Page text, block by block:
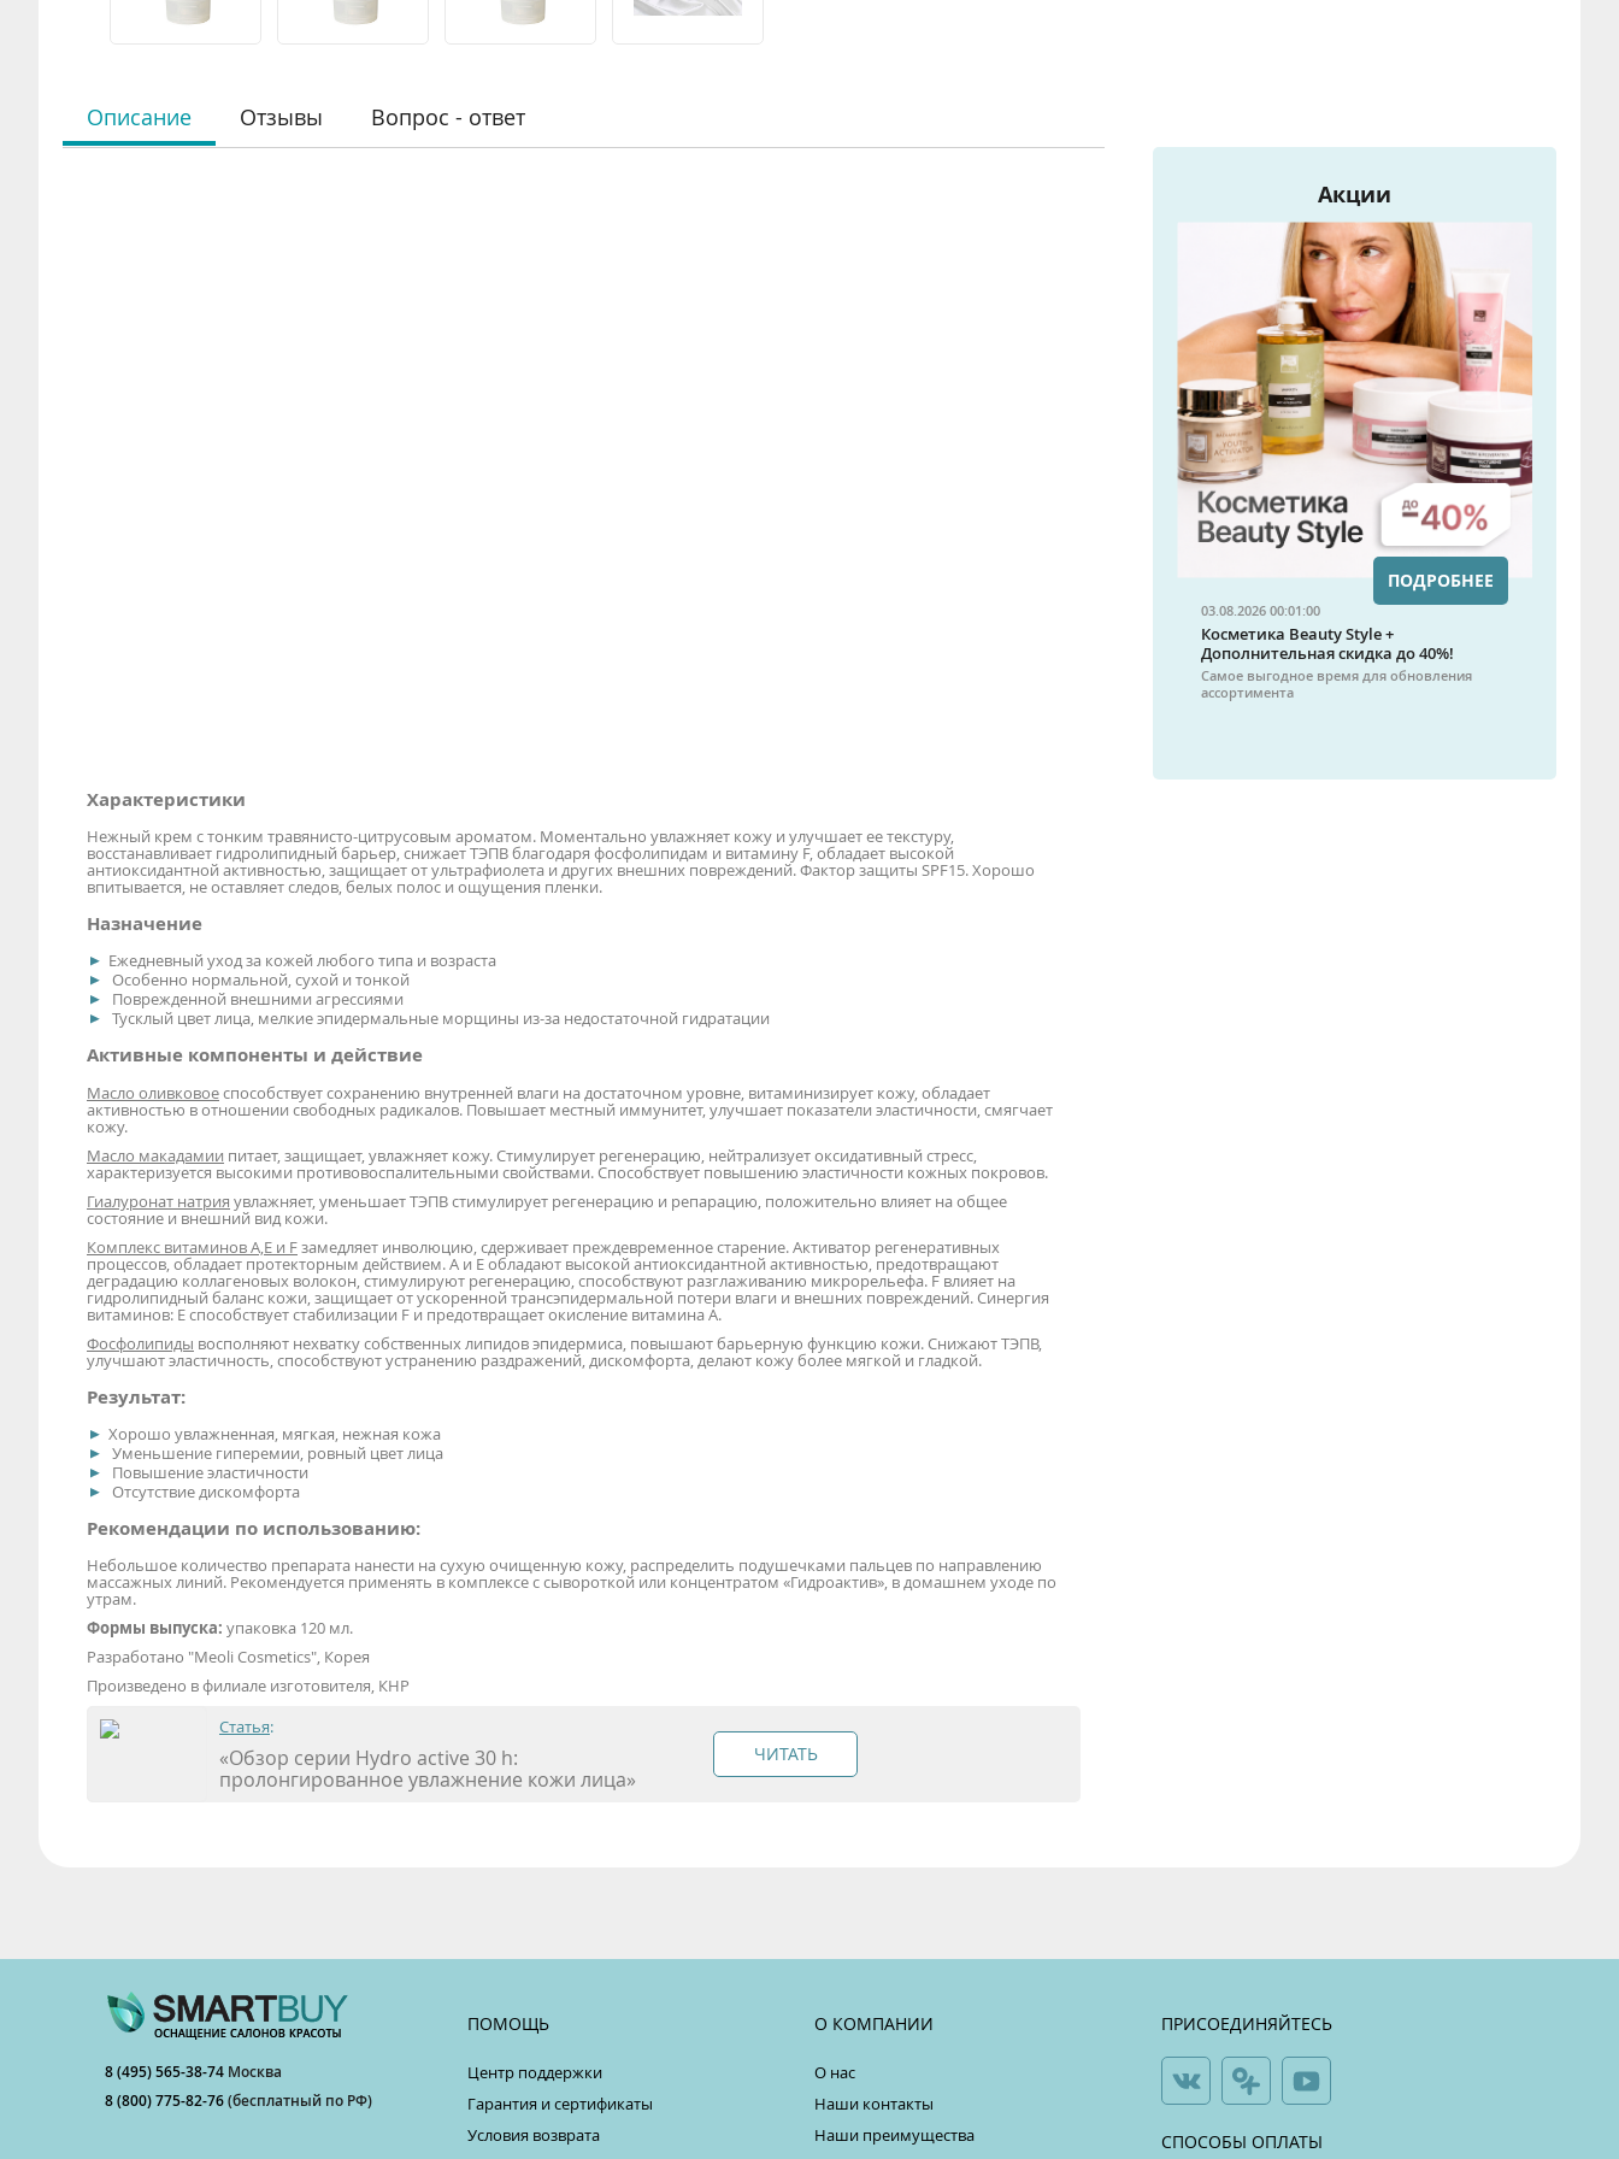
Описание
Характеристики
Нежный крем с тонким травянисто-цитрусовым ароматом. Моментально увлажняет кожу и улучшает ее текстуру,
восстанавливает гидролипидный барьер, снижает ТЭПВ благодаря фосфолипидам и витамину F, обладает высокой
антиоксидантной активностью, защищает от ультрафиолета и других внешних повреждений. Фактор защиты SPF15. Хорошо
впитывается, не оставляет следов, белых полос и ощущения пленки.
Назначение
Ежедневный уход за кожей любого типа и возраста
Особенно нормальной, сухой и тонкой
Поврежденной внешними агрессиями
Тусклый цвет лица, мелкие эпидермальные морщины из-за недостаточной гидратации
Активные компоненты и действие
Масло оливковоеспособствует сохранению внутренней влаги на достаточном уровне, витаминизирует кожу, обладает
активностью в отношении свободных радикалов. Повышает местный иммунитет, улучшает показатели эластичности, смягчает
кожу.
Масло макадамии питает, защищает, увлажняет кожу. Стимулирует регенерацию, нейтрализует оксидативный стресс,
характеризуется высокими противовоспалительными свойствами. Способствует повышению эластичности кожных покровов.
Гиалуронат натрия увлажняет, уменьшает ТЭПВ стимулирует регенерацию и репарацию, положительно влияет на общее
состояние и внешний вид кожи.
Комплекс витаминов А,Е и Fзамедляет инволюцию, сдерживает преждевременное старение. Активатор регенеративных
процессов, обладает протекторным действием. А и Е обладают высокой антиоксидантной активностью, предотвращают
деградацию коллагеновых волокон, стимулируют регенерацию, способствуют разглаживанию микрорельефа. F влияет на
гидролипидный баланс кожи, защищает от ускоренной трансэпидермальной потери влаги и внешних повреждений. Синергия
витаминов: Е способствует стабилизации F и предотвращает окисление витамина А.
Фосфолипиды восполняют нехватку собственных липидов эпидермиса, повышают барьерную функцию кожи. Снижают ТЭПВ,
улучшают эластичность, способствуют устранению раздражений, дискомфорта, делают кожу более мягкой и гладкой.
Результат:
Хорошо увлажненная, мягкая, нежная кожа
Уменьшение гиперемии, ровный цвет лица
Повышение эластичности
Отсутствие дискомфорта
Рекомендации по использованию:
Небольшое количество препарата нанести на сухую очищенную кожу, распределить подушечками пальцев по направлению
массажных линий. Рекомендуется применять в комплексе с сывороткой или концентратом «Гидроактив», в домашнем уходе по
утрам.
Формы выпуска: упаковка 120 мл.
Разработано "Meoli Cosmetics", Корея
Произведено в филиале изготовителя, КНР
Статья:
«Обзор серии Hydro active 30 h:
пролонгированное увлажнение кожи лица»
ЧИТАТЬ
Отзывы Вопрос - ответ
Акции
03.08.2026 00:01:00
Косметика Beauty Style +
Дополнительная скидка до 40%!
Самое выгодное время для обновления
ассортимента
ПОДРОБНЕЕ
8 (495) 565-38-74 Москва
8 (800) 775-82-76(бесплатный по РФ)
ПОМОЩЬ
Центр поддержки
Гарантия и сертификаты
Условия возврата
О КОМПАНИИ
О нас
Наши контакты
Наши преимущества
ПРИСОЕДИНЯЙТЕСЬ
СПОСОБЫ ОПЛАТЫ